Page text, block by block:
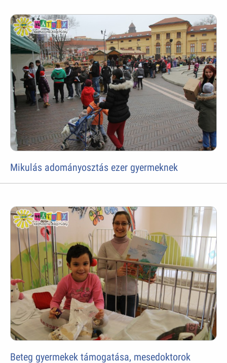
Mikulás adományosztás ezer gyermeknek
Beteg gyermekek támogatása, mesedoktorok